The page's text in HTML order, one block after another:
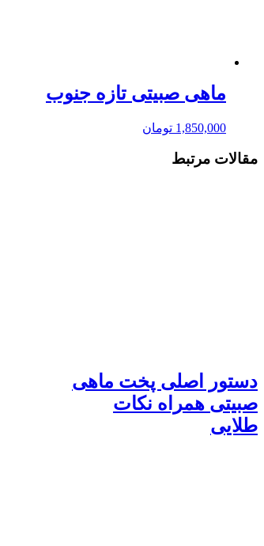
ماهی صبیتی تازه جنوب
1,850,000 تومان
مقالات مرتبط
دستور اصلی پخت ماهی
صبیتی همراه نکات
طلایی